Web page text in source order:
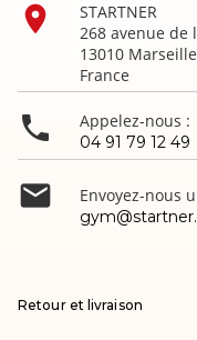

STARTNER
268 avenue de
13010 Marseille
France
 Appelez-nous :
04 91 79 12 49
 Envoyez-nous
Retour et livraison